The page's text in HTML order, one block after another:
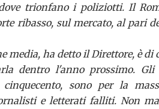
trionfano i poliziotti. Il
ribasso, sul mercato, al pari
media, ha detto il Direttore, è di
dentro l'anno prossimo.
sono per la
e letterati falliti. Non